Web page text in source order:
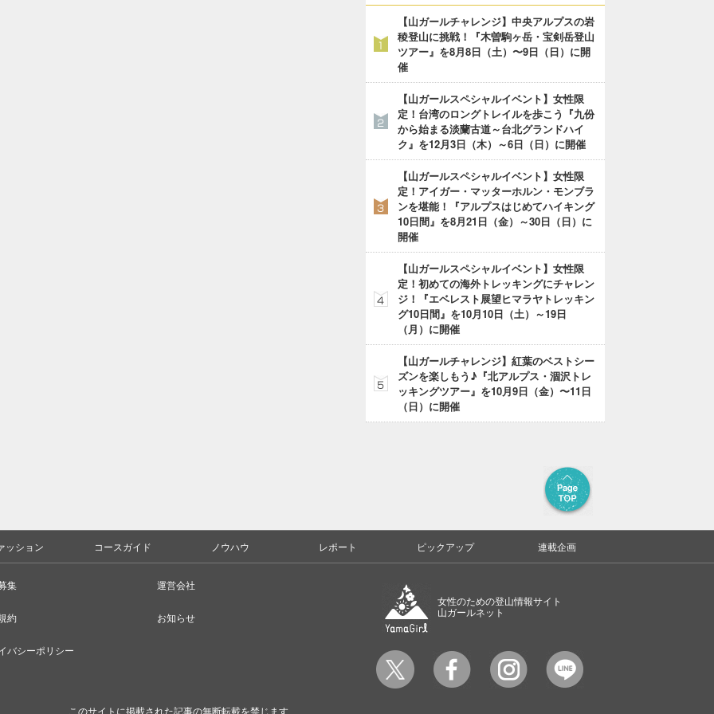
【山ガールチャレンジ】中央アルプスの岩
稜登山に挑戦！『木曽駒ヶ岳・宝剣岳登山
ツアー』を8月8日（土）〜9日（日）に開
催
【山ガールスペシャルイベント】女性限
定！台湾のロングトレイルを歩こう『九份
から始まる淡蘭古道～台北グランドハイ
ク』を12月3日（木）～6日（日）に開催
【山ガールスペシャルイベント】女性限
定！アイガー・マッターホルン・モンブラ
ンを堪能！『アルプスはじめてハイキング
10日間』を8月21日（金）～30日（日）に
開催
【山ガールスペシャルイベント】女性限
定！初めての海外トレッキングにチャレン
ジ！『エベレスト展望ヒマラヤトレッキン
グ10日間』を10月10日（土）～19日
（月）に開催
【山ガールチャレンジ】紅葉のベストシー
ズンを楽しもう♪『北アルプス・涸沢トレ
ッキングツアー』を10月9日（金）〜11日
（日）に開催
ッション コースガイド ノウハウ レポート ピックアップ 連載企画
女性のための登山情報サイト
山ガールネット
集
約
バシーポリシー
運営会社
お知らせ
このサイトに掲載された記事の無断転載を禁じます